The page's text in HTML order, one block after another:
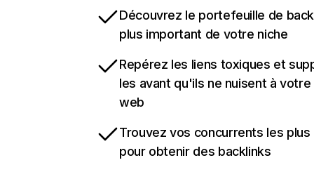
Découvrez le portefeuille de
plus important de votre niche
Repérez les liens toxiques et
les avant qu'ils ne nuisent à
web
Trouvez vos concurrents les
pour obtenir des backlinks